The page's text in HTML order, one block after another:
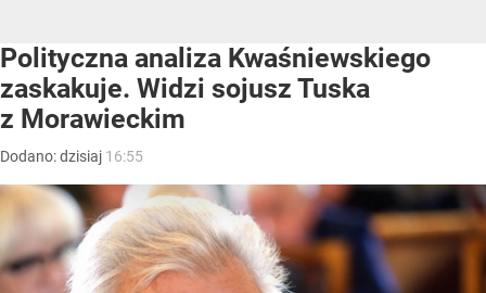
Polityczna analiza Kwaśniewskiego
zaskakuje. Widzi sojusz Tuska
z Morawieckim
Dodano:dzisiaj 16:55